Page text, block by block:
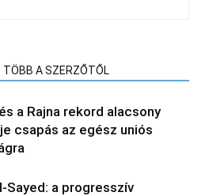
TÖBB A SZERZŐTŐL
a Rajna rekord alacsony
csapás az egész uniós
a progresszív